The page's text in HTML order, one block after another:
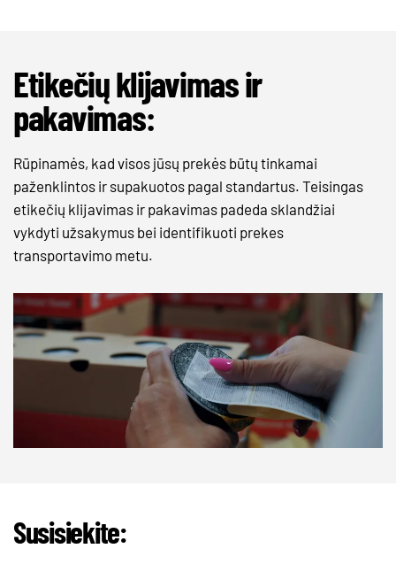
Etikečių klijavimas ir
pakavimas:
Rūpinamės, kad visos jūsų prekės būtų tinkamai
paženklintos ir supakuotos pagal standartus. Teisingas
etikečių klijavimas ir pakavimas padeda sklandžiai
vykdyti užsakymus bei identifikuoti prekes
transportavimo metu.
Susisiekite: